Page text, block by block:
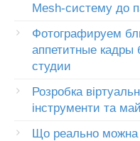
Mesh-систему до
Фотографируем
аппетитные кадры
студии
Розробка
інструменти та
Що реально можна